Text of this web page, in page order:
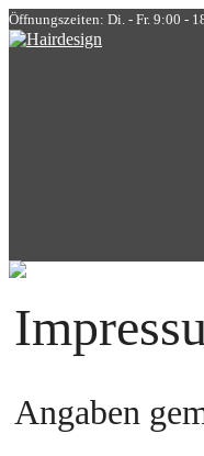
Öffnungszeiten: Di. - Fr. 9:00 -
Angaben